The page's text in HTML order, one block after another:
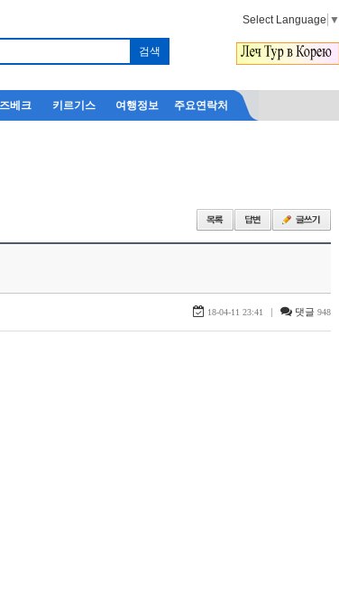
Select Language ▼
베크 키르기스 여행정보 주요연락처
18-04-11 23:41 | 댓글 948